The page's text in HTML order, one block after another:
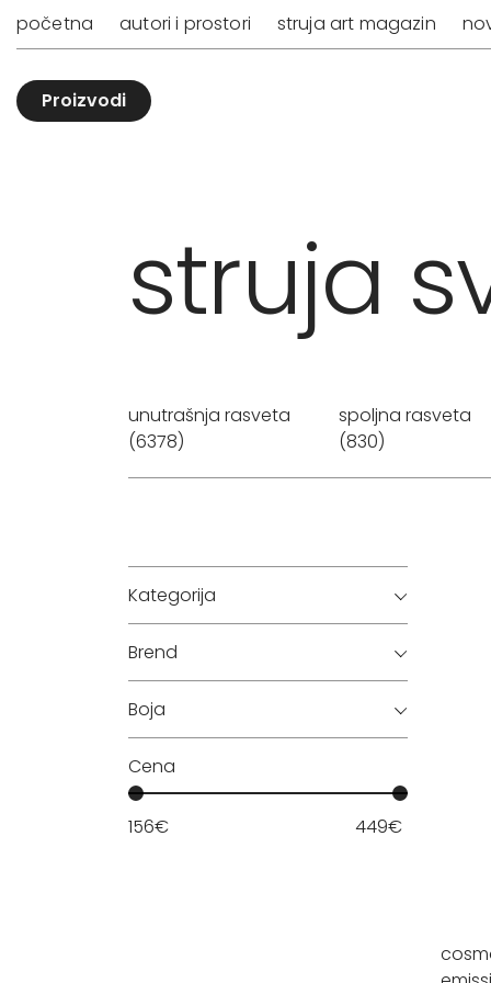
početna autori i prostori struja art magazin
Proizvodi
struja
unutrašnja rasveta
(6378)
spoljna rasveta
(830)
Kategorija
Brend
Boja
Cena
156€ 449€